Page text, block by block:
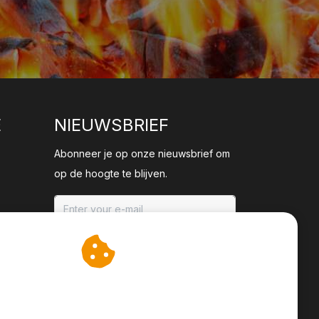
NIEUWSBRIEF
Abonneer je op onze nieuwsbrief om
op de hoogte te blijven.
ABONNEER